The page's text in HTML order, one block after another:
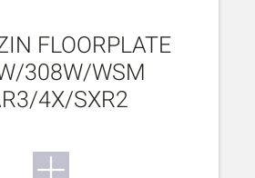
FLOORPLATE
308W/WSM
4X/SXR2